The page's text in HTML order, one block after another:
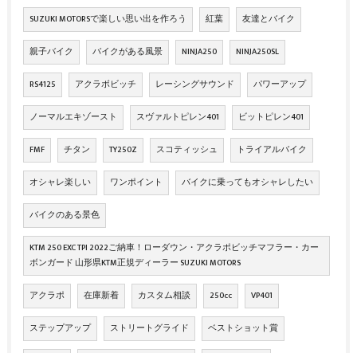
SUZUKI MOTORSで楽しい思い出を作ろう 紅葉 友達とバイク
親子バイク バイクがある風景 NINJA250 NINJA250SL
RS4125 アクラボビッチ レーシングサウンド パワーアップ
ノーマルエキゾースト スヴァルトピレン401 ビットピレン401
FMF チタン TY250Z スコティッシュ トライアルバイク
オシャレ楽しい ワンポイント バイクに乗ってもオシャレしたい
バイクのある景色
KTM 250 EXC TPI 2022ご納車！ローダウン・アクラポビッチマフラー・カー
ボンガード 山形県KTM正規ディーラー SUZUKI MOTORS
アクラポ 在庫新着 カスタム相談 250cc VP401
ステップアップ ストリートグライド ベストショット賞